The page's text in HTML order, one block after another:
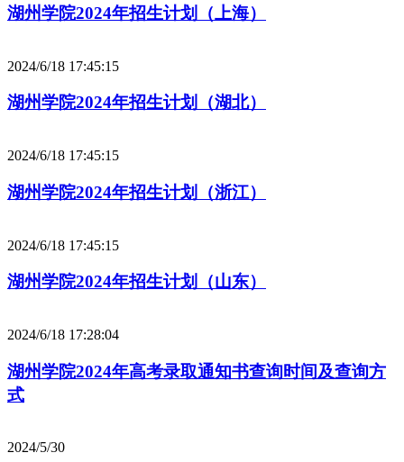
湖州学院2024年招生计划（上海）
2024/6/18 17:45:15
湖州学院2024年招生计划（湖北）
2024/6/18 17:45:15
湖州学院2024年招生计划（浙江）
2024/6/18 17:45:15
湖州学院2024年招生计划（山东）
2024/6/18 17:28:04
湖州学院2024年高考录取通知书查询时间及查询方
式
2024/5/30